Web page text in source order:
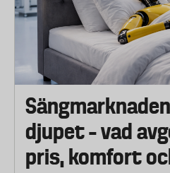
djupet – vad
pris, komfort